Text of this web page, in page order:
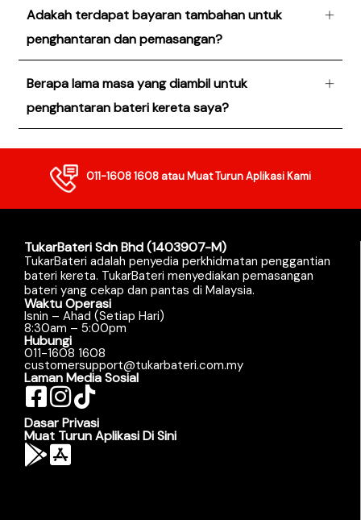
Adakah terdapat bayaran tambahan untuk
penghantaran dan pemasangan?
Berapa lama masa yang diambil untuk
penghantaran bateri kereta saya?
011-1608 1608atau Muat Turun Aplikasi Kami
TukarBateri Sdn Bhd (1403907-M)
TukarBateri adalah penyedia perkhidmatan penggantian
bateri kereta. TukarBateri menyediakan pemasangan
bateri yang cekap dan pantas di Malaysia.
Waktu Operasi
Isnin – Ahad (Setiap Hari)
8:30am – 5:00pm
Hubungi
011-1608 1608
customersupport@tukarbateri.com.my
Laman Media Sosial
Dasar Privasi
Muat Turun Aplikasi Di Sini